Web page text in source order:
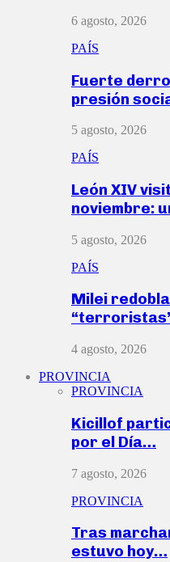
6 agosto, 2026
PAÍS
Fuerte
presión
5 agosto, 2026
PAÍS
León XIV
noviembre:
5 agosto, 2026
PAÍS
Milei
4 agosto, 2026
PROVINCIA
PROVINCIA
Kicillof
por el Día…
7 agosto, 2026
PROVINCIA
Tras
estuvo hoy…